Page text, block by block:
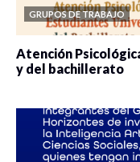
GRUPOS DE TRABAJO
Atención
y del bachillerato